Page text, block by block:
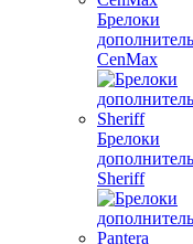
Брелоки
CenMax
Брелоки
Sheriff